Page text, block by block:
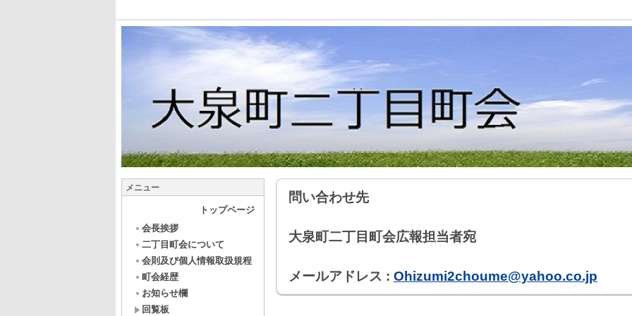
メニュー
トップページ
会長挨拶
二丁目町会について
会則及び個人情報取扱規程
町会経歴
お知らせ欄
回覧板
問い合わせ先
大泉町二丁目町会広報担当者宛
メールアドレス : Ohizumi2choume@yahoo.co.jp